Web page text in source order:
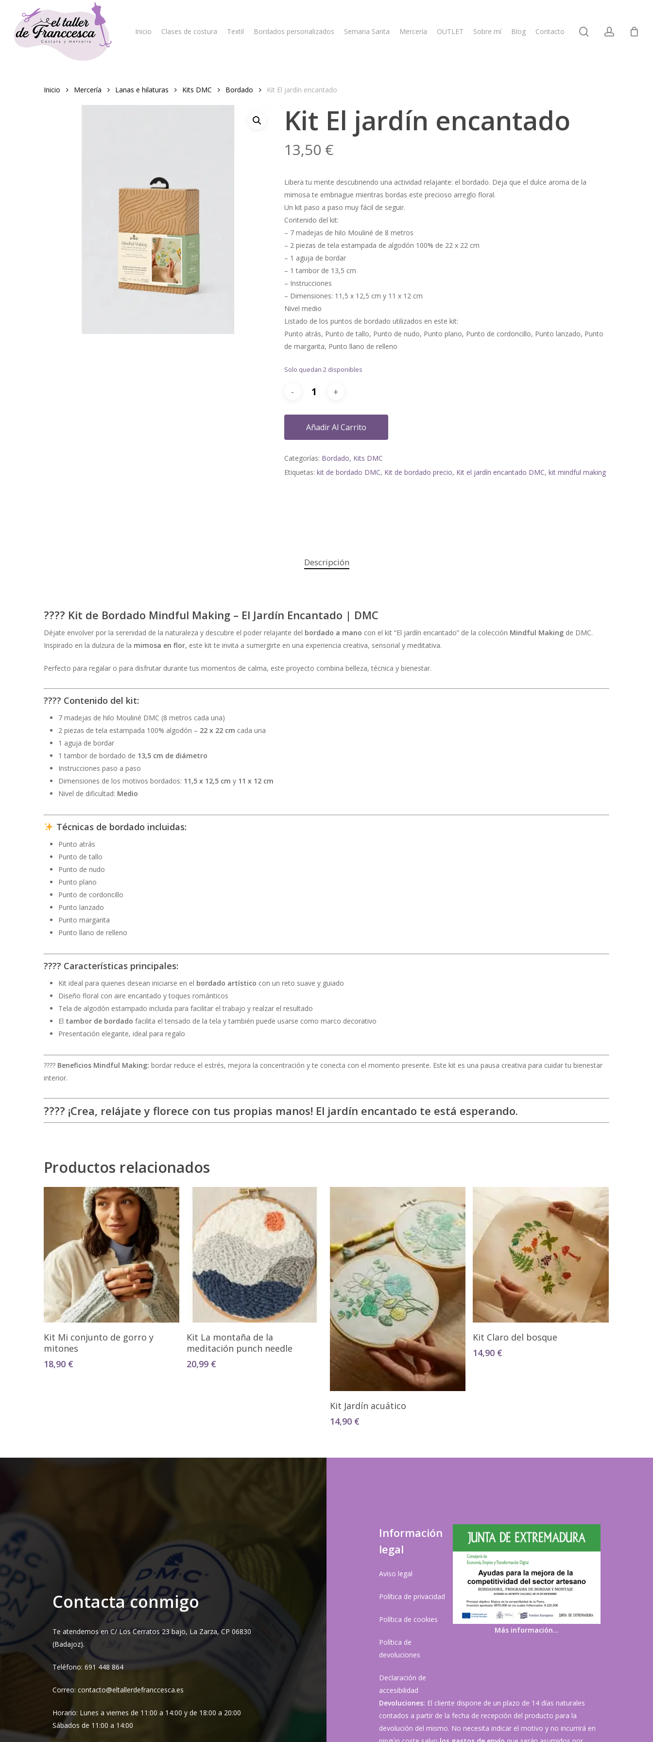
main
content
Hit enter to search or ESC to close
Inicio Clases de costura Textil Bordados personalizados Semana Santa Mercería OUTLET Sobre mí Blog Contacto searchaccount
Inicio Mercería Lanas e hilaturas Kits DMC Bordado Kit El jardín encantado
Kit El jardín encantado
13,50 €
Libera tu mente descubriendo una actividad relajante: el bordado. Deja que el dulce aroma de la
mimosa te embriague mientras bordas este precioso arreglo floral.
Un kit paso a paso muy fácil de seguir.
Contenido del kit:
– 7 madejas de hilo Mouliné de 8 metros
– 2 piezas de tela estampada de algodón 100% de 22 x 22 cm
– 1 aguja de bordar
– 1 tambor de 13,5 cm
– Instrucciones
– Dimensiones: 11,5 x 12,5 cm y 11 x 12 cm
Nivel medio
Listado de los puntos de bordado utilizados en este kit:
Punto atrás, Punto de tallo, Punto de nudo, Punto plano, Punto de cordoncillo, Punto lanzado, Punto
de margarita, Punto llano de relleno
Solo quedan 2 disponibles
Añadir Al Carrito
Categorías: Bordado, Kits DMC
Etiquetas: kit de bordado DMC, Kit de bordado precio, Kit el jardín encantado DMC, kit mindful making
Descripción
???? Kit de Bordado Mindful Making – El Jardín Encantado | DMC
Déjate envolver por la serenidad de la naturaleza y descubre el poder relajante del bordado a mano con el kit “El jardín encantado” de la colección Mindful Making de DMC.
Inspirado en la dulzura de la mimosa en flor, este kit te invita a sumergirte en una experiencia creativa, sensorial y meditativa.
Perfecto para regalar o para disfrutar durante tus momentos de calma, este proyecto combina belleza, técnica y bienestar.
???? Contenido del kit:
7 madejas de hilo Mouliné DMC (8 metros cada una)
2 piezas de tela estampada 100% algodón – 22 x 22 cm cada una
1 aguja de bordar
1 tambor de bordado de 13,5 cm de diámetro
Instrucciones paso a paso
Dimensiones de los motivos bordados: 11,5 x 12,5 cm y 11 x 12 cm
Nivel de dificultad: Medio
Técnicas de bordado incluidas:
Punto atrás
Punto de tallo
Punto de nudo
Punto plano
Punto de cordoncillo
Punto lanzado
Punto margarita
Punto llano de relleno
???? Características principales:
Kit ideal para quienes desean iniciarse en el bordado artístico con un reto suave y guiado
Diseño floral con aire encantado y toques románticos
Tela de algodón estampado incluida para facilitar el trabajo y realzar el resultado
El tambor de bordado facilita el tensado de la tela y también puede usarse como marco decorativo
Presentación elegante, ideal para regalo
???? Beneficios Mindful Making: bordar reduce el estrés, mejora la concentración y te conecta con el momento presente. Este kit es una pausa creativa para cuidar tu bienestar
interior.
???? ¡Crea, relájate y florece con tus propias manos! El jardín encantado te está esperando.
Productos relacionados
Añadir Al Carrito
Kit Mi conjunto de gorro y
mitones
18,90 €
Añadir Al Carrito
Kit La montaña de la
meditación punch needle
20,99 €
Añadir Al Carrito
Kit Jardín acuático
14,90 €
Añadir Al Carrito
Kit Claro del bosque
14,90 €
Contacta conmigo
Te atendemos en C/ Los Cerratos 23 bajo, La Zarza, CP 06830
(Badajoz).
Teléfono: 691 448 864
Correo: contacto@eltallerdefranccesca.es
Horario: Lunes a viernes de 11:00 a 14:00 y de 18:00 a 20:00
Sábados de 11:00 a 14:00
Información
legal
Aviso legal
Política de privacidad
Política de cookies
Política de
devoluciones
Declaración de
accesibilidad
Más información…
Devoluciones: El cliente dispone de un plazo de 14 días naturales
contados a partir de la fecha de recepción del producto para la
devolución del mismo. No necesita indicar el motivo y no incurrirá en